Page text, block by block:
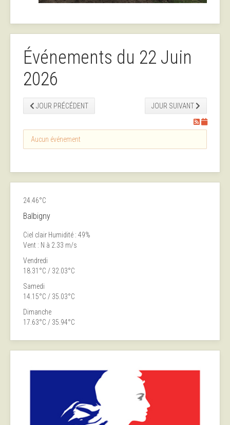
Événements du 22 Juin
2026
JOUR PRÉCÉDENT JOUR SUIVANT
Aucun événement
24.46°C
Balbigny
Ciel clair Humidité : 49%
Vent : N à 2.33 m/s
Vendredi
18.31°C / 32.03°C
Samedi
14.15°C / 35.03°C
Dimanche
17.63°C / 35.94°C